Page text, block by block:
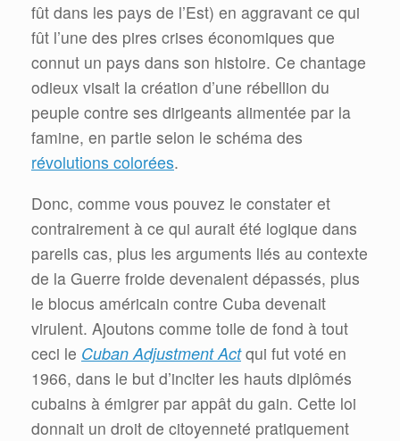
fût dans les pays de l’Est) en aggravant ce qui
fût l’une des pires crises économiques que
connut un pays dans son histoire. Ce chantage
odieux visait la création d’une rébellion du
peuple contre ses dirigeants alimentée par la
famine, en partie selon le schéma des
révolutions colorées.
Donc, comme vous pouvez le constater et
contrairement à ce qui aurait été logique dans
pareils cas, plus les arguments liés au contexte
de la Guerre froide devenaient dépassés, plus
le blocus américain contre Cuba devenait
virulent. Ajoutons comme toile de fond à tout
ceci le Cuban Adjustment Actqui fut voté en
1966, dans le but d’inciter les hauts diplômés
cubains à émigrer par appât du gain. Cette loi
donnait un droit de citoyenneté pratiquement